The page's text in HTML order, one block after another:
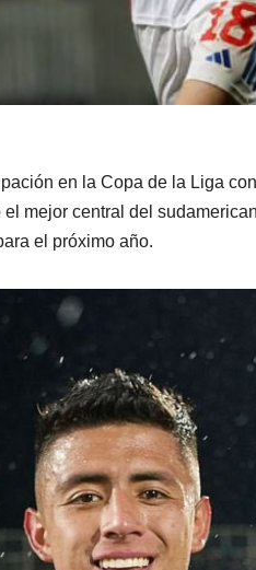
en la Copa de la Liga
mejor central del
el próximo año.